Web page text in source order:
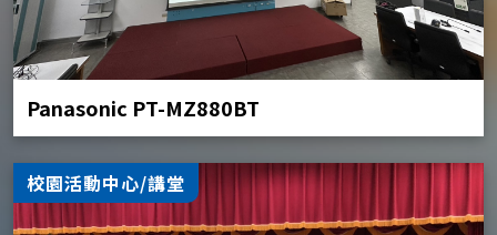
Panasonic PT-MZ880BT
校園活動中心/講堂